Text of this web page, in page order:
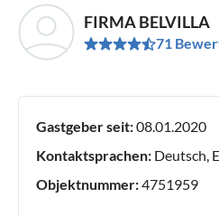
FIRMA BELVILLA
71
Gastgeber seit:08.01.2020
Kontaktsprachen: Deutsch,
Objektnummer:4751959